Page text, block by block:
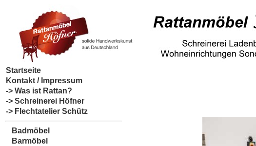
Startseite
Kontakt / Impressum
-> Was ist Rattan?
-> Schreinerei Höfner
-> Flechtatelier Schütz
Badmöbel
Barmöbel